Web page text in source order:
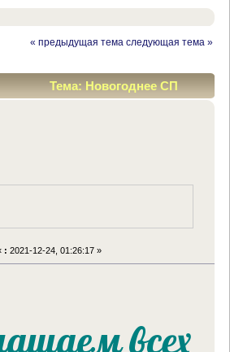
« предыдущая тема следующая тема »
Тема: Новогоднее СП
31245 раз)
: 2021-12-24, 01:26:17 »